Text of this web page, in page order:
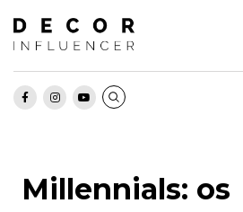
Skip
content
Millennials: os